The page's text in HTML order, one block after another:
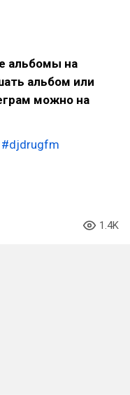
альбомы на
альбом или
можно на
#djdrugfm
1.4K